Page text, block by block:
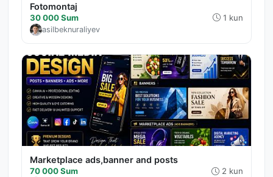
Fotomontaj
30 000 Sum 1 kun
asilbeknuraliyev
Marketplace ads,banner and posts
70 000 Sum 2 kun